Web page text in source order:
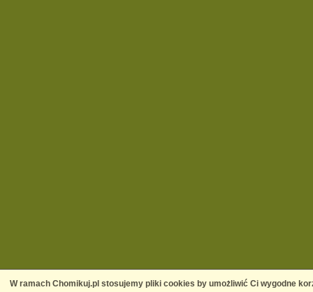
W ramach Chomikuj.pl stosujemy pliki cookies by umożliwić Ci wygodne